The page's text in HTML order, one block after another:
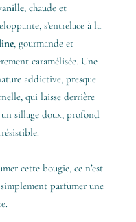
, chaude et
s’entrelace à la
, gourmande et
caramélisée. Une
addictive, presque
qui laisse derrière
sillage doux, profond
cette bougie, ce n’est
parfumer une